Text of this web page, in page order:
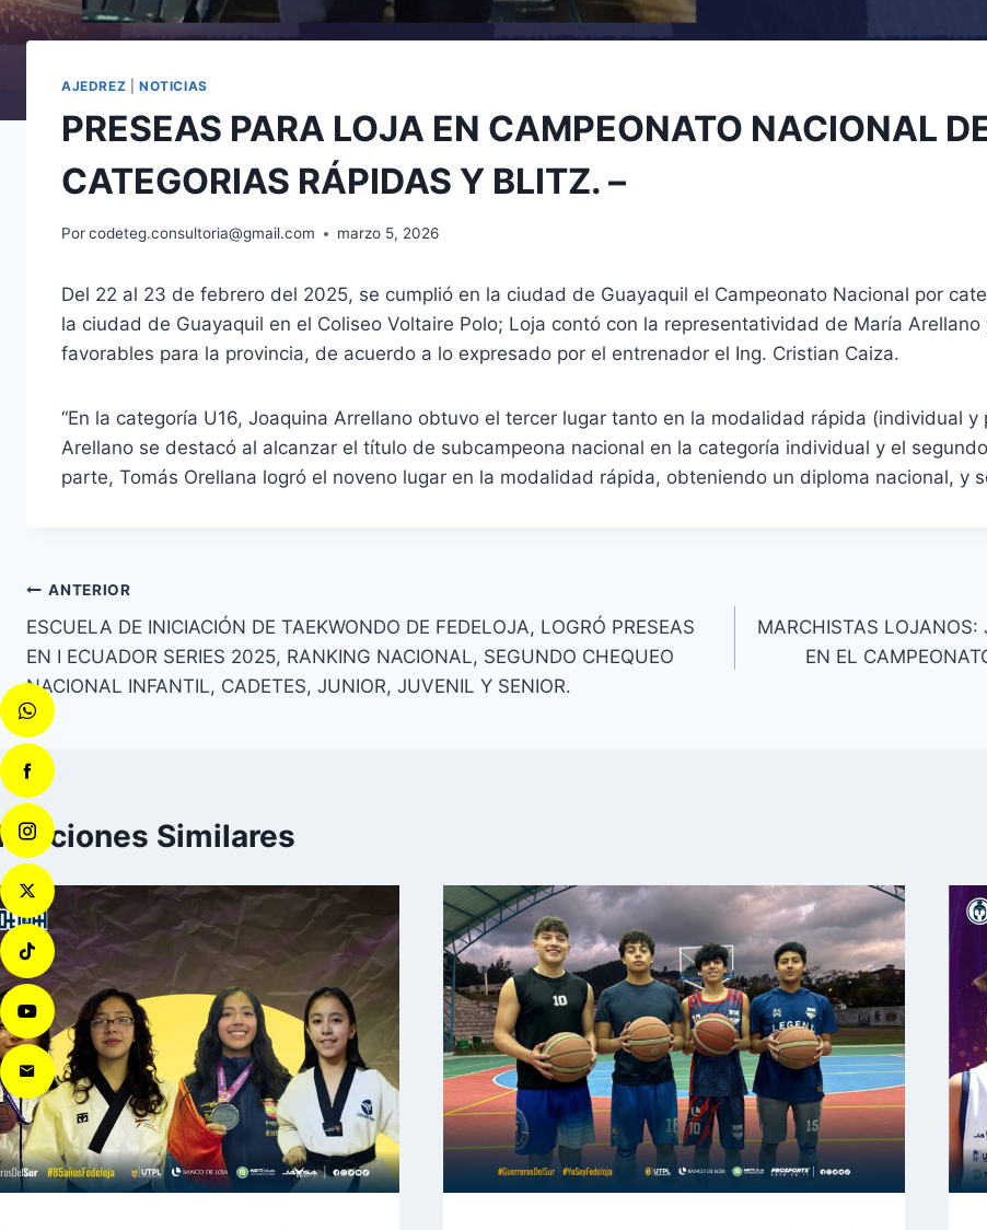
AJEDREZ NOTICIAS
PRESEAS PARA LOJA EN CAMPEONATO NACIONAL
CATEGORIAS RÁPIDAS Y BLITZ. –
Porcodeteg.consultoria@gmail.com marzo 5, 2026
Del 22 al 23 de febrero del 2025, se cumplió en la ciudad de Guayaquil el Campeonato Nacional por
la ciudad de Guayaquil en el Coliseo Voltaire Polo; Loja contó con la representatividad de María
favorables para la provincia, de acuerdo a lo expresado por el entrenador el Ing. Cristian Caiza.
“En la categoría U16, Joaquina Arrellano obtuvo el tercer lugar tanto en la modalidad rápida (individual
Arellano se destacó al alcanzar el título de subcampeona nacional en la categoría individual y el
parte, Tomás Orellana logró el noveno lugar en la modalidad rápida, obteniendo un diploma nacional, y
ANTERIOR
ESCUELA DE INICIACIÓN DE TAEKWONDO DE FEDELOJA, LOGRÓ PRESEAS
EN I ECUADOR SERIES 2025, RANKING NACIONAL, SEGUNDO CHEQUEO
NACIONAL INFANTIL, CADETES, JUNIOR, JUVENIL Y SENIOR.
MARCHISTAS LOJANOS:
EN EL
Similares